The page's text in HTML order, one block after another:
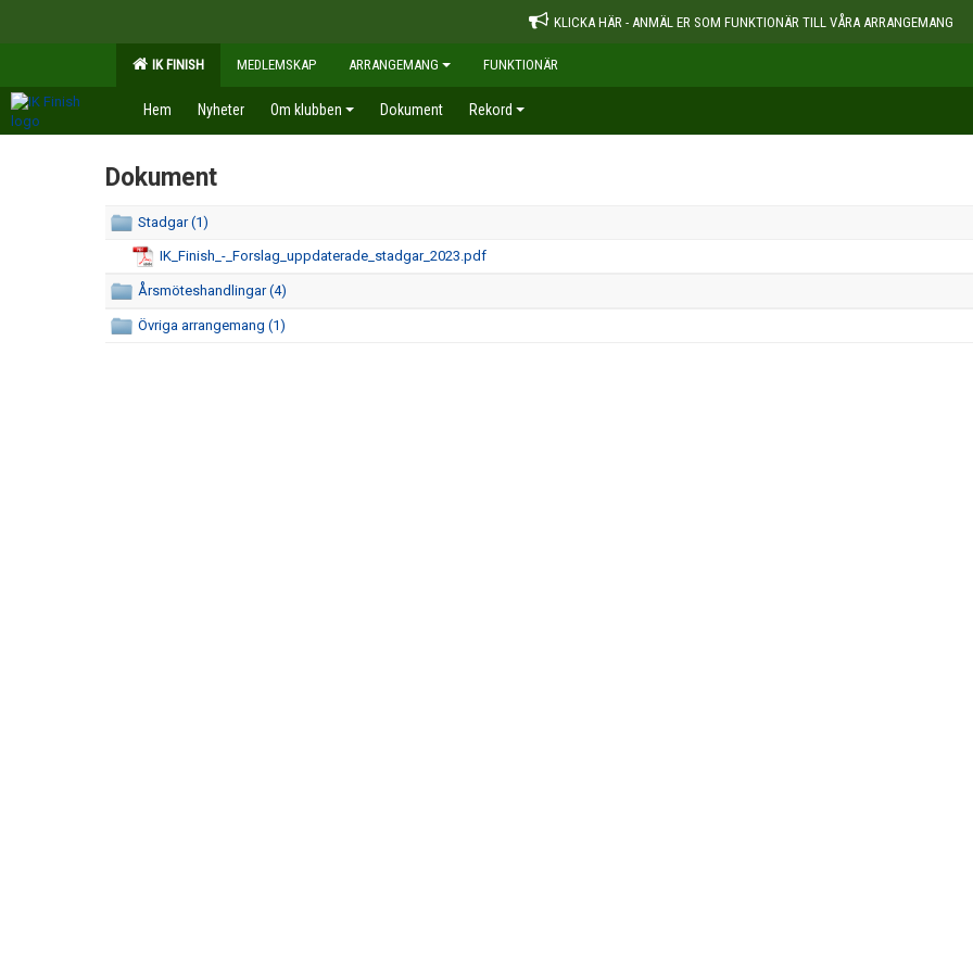
KLICKA HÄR - ANMÄL ER SOM FUNKTIONÄR TILL VÅRA ARRANGEMANG
IK FINISH MEDLEMSKAP ARRANGEMANG FUNKTIONÄR
Hem Nyheter Om klubben Dokument Rekord
Dokument
Stadgar (1)
IK_Finish_-_Forslag_uppdaterade_stadgar_2023.pdf
Årsmöteshandlingar (4)
Övriga arrangemang (1)